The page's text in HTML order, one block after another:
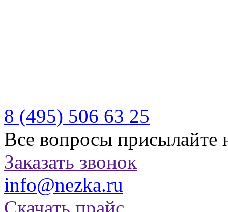
8 (495) 506 63 25
Все вопросы присылайте
Заказать звонок
info@nezka.ru